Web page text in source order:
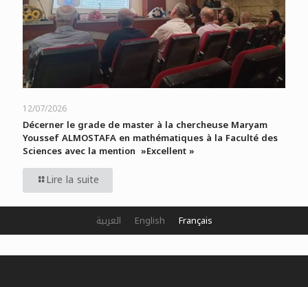
12/07/2026
Décerner le grade de master à la chercheuse Maryam
Youssef ALMOSTAFA en mathématiques à la Faculté des
Sciences avec la mention »Excellent »
Lire la suite
العربية English Français